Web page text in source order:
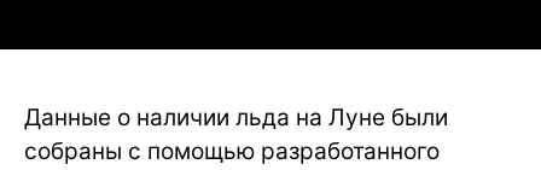
Данные о наличии льда на Луне были
собраны с помощью разработанного